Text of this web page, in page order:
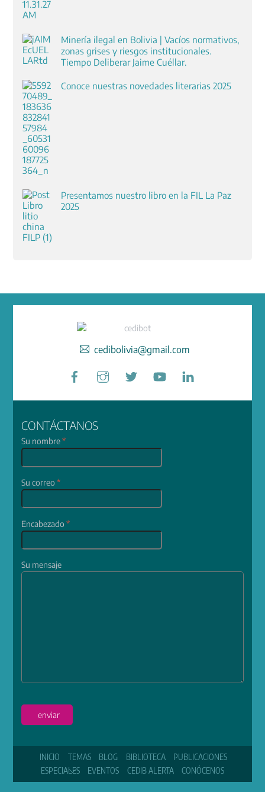
Minería ilegal en Bolivia | Vacíos normativos,
zonas grises y riesgos institucionales.
Tiempo Deliberar Jaime Cuéllar.
Conoce nuestras novedades literarias 2025
Presentamos nuestro libro en la FIL La Paz
2025
cedibolivia@gmail.com
Facebook
CONTÁCTANOS
Su nombre*
Su correo*
Encabezado*
Su mensaje
enviar
INICIO TEMAS BLOG BIBLIOTECA
PUBLICACIONES
ESPECIALES
EVENTOS CEDIB ALERTA CONÓCENOS